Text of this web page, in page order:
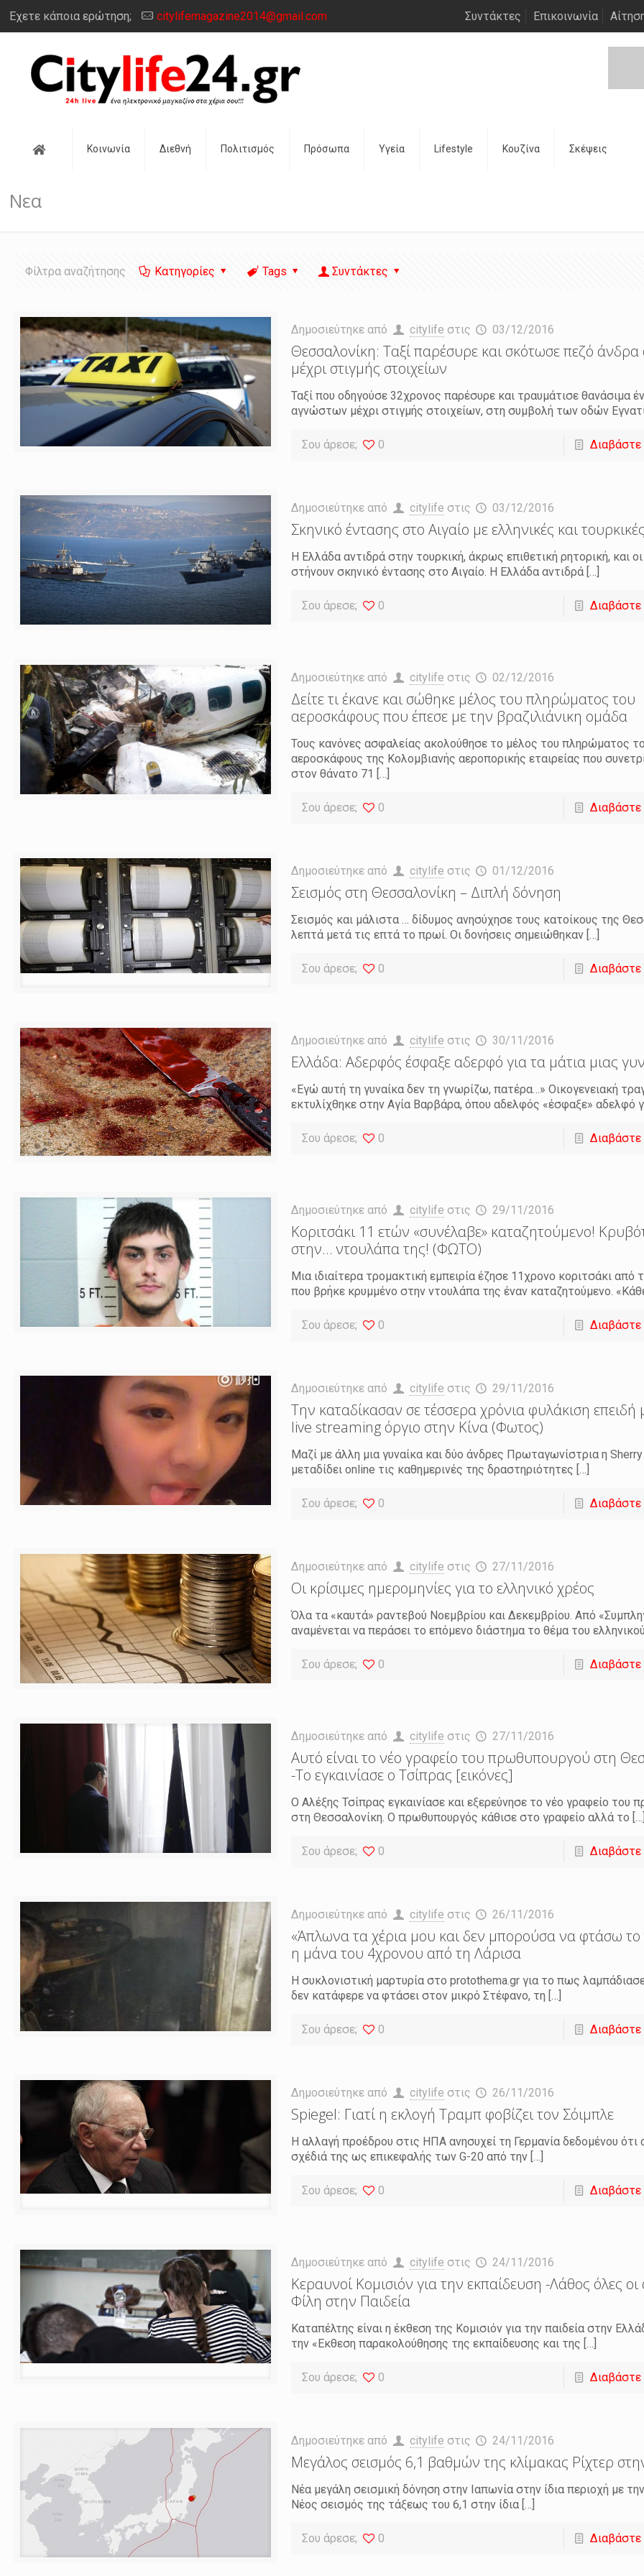
Έχετε κάποια ερώτηση; citylifemagazine2014@gmail.com Συντάκτες Επικοινωνία
Αρχική Κοινωνία Διεθνή Πολιτισμός Πρόσωπα Υγεία Lifestyle Κουζίνα Σκέψεις
Νεα
Φίλτρα αναζήτησης Κατηγορίες Tags Συντάκτες
Δημοσιεύτηκε από citylife στις 03/12/2016
Θεσσαλονίκη: Ταξί παρέσυρε και σκότωσε πεζό
μέχρι στιγμής στοιχείων
Ταξί που οδηγούσε 32χρονος παρέσυρε και τραυμάτισε θανάσιμα
αγνώστων μέχρι στιγμής στοιχείων, στη συμβολή των οδών
Σου άρεσε; 0 Διαβάστε
Δημοσιεύτηκε από citylife στις 03/12/2016
Σκηνικό έντασης στο Αιγαίο με ελληνικές και
Η Ελλάδα αντιδρά στην τουρκική, άκρως επιθετική ρητορική, και
στήνουν σκηνικό έντασης στο Αιγαίο. Η Ελλάδα αντιδρά […]
Σου άρεσε; 0 Διαβάστε
Δημοσιεύτηκε από citylife στις 02/12/2016
Δείτε τι έκανε και σώθηκε μέλος του πληρώματος του
αεροσκάφους που έπεσε με την βραζιλιάνικη ομάδα
Τους κανόνες ασφαλείας ακολούθησε το μέλος του πληρώματος
αεροσκάφους της Κολομβιανής αεροπορικής εταιρείας που
στον θάνατο 71 […]
Σου άρεσε; 0 Διαβάστε
Δημοσιεύτηκε από citylife στις 01/12/2016
Σεισμός στη Θεσσαλονίκη – Διπλή δόνηση
Σεισμός και μάλιστα … δίδυμος ανησύχησε τους κατοίκους της
λεπτά μετά τις επτά το πρωί. Οι δονήσεις σημειώθηκαν […]
Σου άρεσε; 0 Διαβάστε
Δημοσιεύτηκε από citylife στις 30/11/2016
Ελλάδα: Αδερφός έσφαξε αδερφό για τα μάτια μιας
«Εγώ αυτή τη γυναίκα δεν τη γνωρίζω, πατέρα…» Οικογενειακή
εκτυλίχθηκε στην Αγία Βαρβάρα, όπου αδελφός «έσφαξε» αδελφό
Σου άρεσε; 0 Διαβάστε
Δημοσιεύτηκε από citylife στις 29/11/2016
Κοριτσάκι 11 ετών «συνέλαβε» καταζητούμενο!
στην… ντουλάπα της! (ΦΩΤΟ)
Μια ιδιαίτερα τρομακτική εμπειρία έζησε 11χρονο κοριτσάκι από
που βρήκε κρυμμένο στην ντουλάπα της έναν καταζητούμενο.
Σου άρεσε; 0 Διαβάστε
Δημοσιεύτηκε από citylife στις 29/11/2016
Την καταδίκασαν σε τέσσερα χρόνια φυλάκιση επειδή
live streaming όργιο στην Κίνα (Φωτος)
Μαζί με άλλη μια γυναίκα και δύο άνδρες Πρωταγωνίστρια η Sherry
μεταδίδει online τις καθημερινές της δραστηριότητες […]
Σου άρεσε; 0 Διαβάστε
Δημοσιεύτηκε από citylife στις 27/11/2016
Οι κρίσιμες ημερομηνίες για το ελληνικό χρέος
Όλα τα «καυτά» ραντεβού Νοεμβρίου και Δεκεμβρίου. Από
αναμένεται να περάσει το επόμενο διάστημα το θέμα του
Σου άρεσε; 0 Διαβάστε
Δημοσιεύτηκε από citylife στις 27/11/2016
Αυτό είναι το νέο γραφείο του πρωθυπουργού στη
-Το εγκαινίασε ο Τσίπρας [εικόνες]
Ο Αλέξης Τσίπρας εγκαινίασε και εξερεύνησε το νέο γραφείο του
στη Θεσσαλονίκη. Ο πρωθυπουργός κάθισε στο γραφείο αλλά το […]
Σου άρεσε; 0 Διαβάστε
Δημοσιεύτηκε από citylife στις 26/11/2016
«Άπλωνα τα χέρια μου και δεν μπορούσα να φτάσω το
η μάνα του 4χρονου από τη Λάρισα
Η συκλονιστική μαρτυρία στο protothema.gr για το πως
δεν κατάφερε να φτάσει στον μικρό Στέφανο, τη […]
Σου άρεσε; 0 Διαβάστε
Δημοσιεύτηκε από citylife στις 26/11/2016
Spiegel: Γιατί η εκλογή Τραμπ φοβίζει τον Σόιμπλε
Η αλλαγή προέδρου στις ΗΠΑ ανησυχεί τη Γερμανία δεδομένου ότι
σχέδιά της ως επικεφαλής των G-20 από την […]
Σου άρεσε; 0 Διαβάστε
Δημοσιεύτηκε από citylife στις 24/11/2016
Κεραυνοί Κομισιόν για την εκπαίδευση -Λάθος όλες οι
Φίλη στην Παιδεία
Καταπέλτης είναι η έκθεση της Κομισιόν για την παιδεία στην
την «Εκθεση παρακολούθησης της εκπαίδευσης και της […]
Σου άρεσε; 0 Διαβάστε
Δημοσιεύτηκε από citylife στις 24/11/2016
Μεγάλος σεισμός 6,1 βαθμών της κλίμακας Ρίχτερ
Νέα μεγάλη σεισμική δόνηση στην Ιαπωνία στην ίδια περιοχή με
Νέος σεισμός της τάξεως του 6,1 στην ίδια […]
Σου άρεσε; 0 Διαβάστε